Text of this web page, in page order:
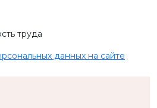
данных на сайте